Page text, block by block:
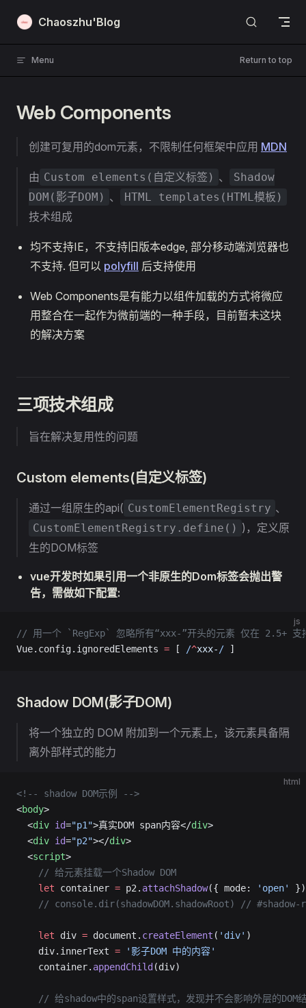
Skip to content
Chaoszhu'Blog
Menu Return to top
Web Components
创建可复用的dom元素，不限制任何框架中应用 MDN
由 Custom elements(自定义标签) 、
Shadow
DOM(影子DOM) 、 HTML templates(HTML模板)
技术组成
均不支持IE，不支持旧版本edge, 部分移动端浏览器也
不支持. 但可以 polyfill 后支持使用
Web Components是有能力以组件加载的方式将微应
用整合在一起作为微前端的一种手段，目前暂未这块
的解决方案
三项技术组成
旨在解决复用性的问题
Custom elements(自定义标签)
通过一组原生的api( CustomElementRegistry 、
CustomElementRegistry.define() )，定义原
生的DOM标签
vue开发时如果引用一个非原生的Dom标签会抛出警
告，需做如下配置:
js
// 用一个 `RegExp` 忽略所有“xxx-”开头的元素 仅在 2.5+ 支
Vue.config.ignoredElements = [ /^xxx- / ]
Shadow DOM(影子DOM)
将一个独立的 DOM 附加到一个元素上，该元素具备隔
离外部样式的能力
html
<!-- shadow DOM示例 -->
<body>
  <
div id="p1">真实DOM span内容</div>
  <
div id="p2"></div>
  <
script>
    // 给元素挂载一个Shadow DOM
    let
container = p2. attachShadow({ mode: 'open'
    // console.dir(shadowDOM.shadowRoot)
// #shadow-
    let
div = document. createElement ( 'div' )
    div.innerText
= '影子DOM 中的内容'
    container.
appendChild (div)
// 给shadow中的span设置样式，发现并不会影响外层的DOM